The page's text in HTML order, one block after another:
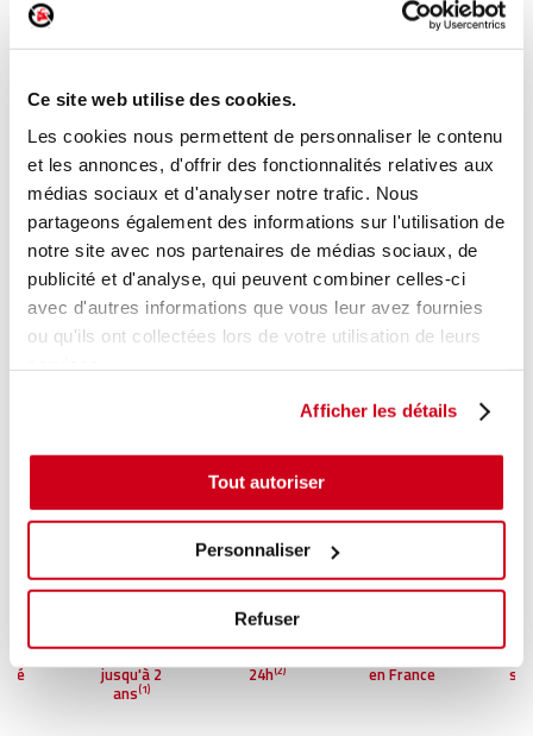
Ce site web utilise des cookies.
Les cookies nous permettent de personnaliser le contenu
et les annonces, d'offrir des fonctionnalités relatives aux
médias sociaux et d'analyser notre trafic. Nous
partageons également des informations sur l'utilisation de
notre site avec nos partenaires de médias sociaux, de
publicité et d'analyse, qui peuvent combiner celles-ci
avec d'autres informations que vous leur avez fournies
ou qu'ils ont collectées lors de votre utilisation de leurs
Afficher les détails
Tout autoriser
Personnaliser
Refuser
Réf. :185536
Réf. constructeur :
8481033120
TOYOTA PRIUS 3 2009
Modèle de provenance
Caractéristiques techniques
En stock 18,00 € TTC
AJOUTER AU PANIER
Garantie
jusqu'à 2
ans(1)
Livraison dès
24h(2)
Reconditionné
en France